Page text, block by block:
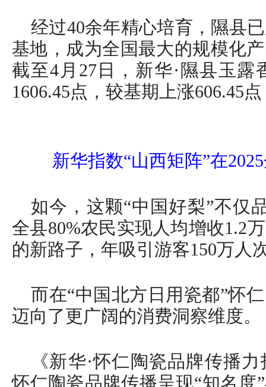
经过40余年精心培育，隰县
基地，成为全国最大的规模化
截至4月27日，新华·隰县玉
1606.45点，较基期上涨606.45
新华指数“山西矩阵”在
如今，这颗“中国好梨”不仅
全县80%农民实现人均增收1.2
的新路子，年吸引游客150万人
而在“中国北方日用瓷都”怀
迈向了更广阔的消费洞察维度。
《新华·怀仁陶瓷品牌传播
怀仁陶瓷品牌传播呈现“知名度